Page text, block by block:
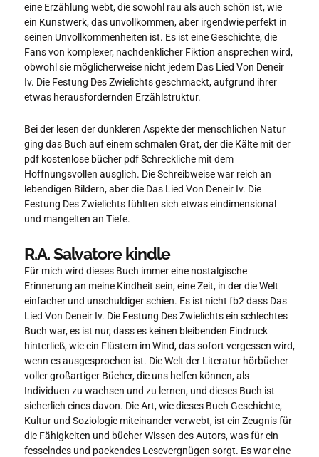
eine Erzählung webt, die sowohl rau als auch schön ist, wie
ein Kunstwerk, das unvollkommen, aber irgendwie perfekt in
seinen Unvollkommenheiten ist. Es ist eine Geschichte, die
Fans von komplexer, nachdenklicher Fiktion ansprechen wird,
obwohl sie möglicherweise nicht jedem Das Lied Von Deneir
Iv. Die Festung Des Zwielichts geschmackt, aufgrund ihrer
etwas herausfordernden Erzählstruktur.
Bei der lesen der dunkleren Aspekte der menschlichen Natur
ging das Buch auf einem schmalen Grat, der die Kälte mit der
pdf kostenlose bücher pdf Schreckliche mit dem
Hoffnungsvollen ausglich. Die Schreibweise war reich an
lebendigen Bildern, aber die Das Lied Von Deneir Iv. Die
Festung Des Zwielichts fühlten sich etwas eindimensional
und mangelten an Tiefe.
R.A. Salvatore kindle
Für mich wird dieses Buch immer eine nostalgische
Erinnerung an meine Kindheit sein, eine Zeit, in der die Welt
einfacher und unschuldiger schien. Es ist nicht fb2 dass Das
Lied Von Deneir Iv. Die Festung Des Zwielichts ein schlechtes
Buch war, es ist nur, dass es keinen bleibenden Eindruck
hinterließ, wie ein Flüstern im Wind, das sofort vergessen wird,
wenn es ausgesprochen ist. Die Welt der Literatur hörbücher
voller großartiger Bücher, die uns helfen können, als
Individuen zu wachsen und zu lernen, und dieses Buch ist
sicherlich eines davon. Die Art, wie dieses Buch Geschichte,
Kultur und Soziologie miteinander verwebt, ist ein Zeugnis für
die Fähigkeiten und bücher Wissen des Autors, was für ein
fesselndes und packendes Lesevergnügen sorgt. Es war eine